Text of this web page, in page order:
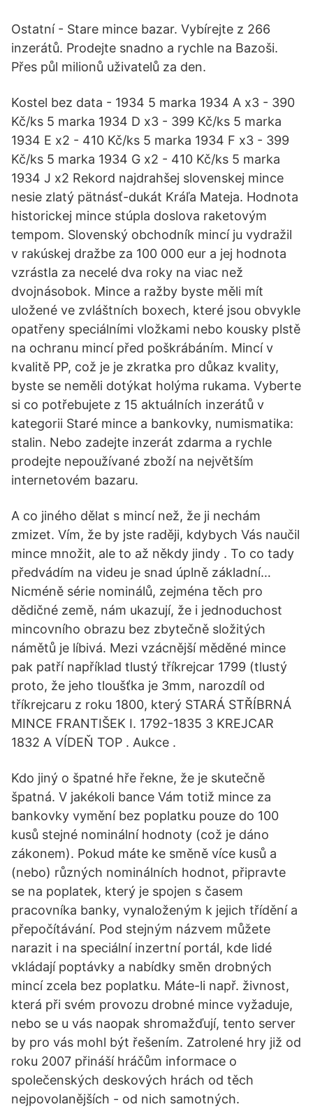
Ostatní - Stare mince bazar. Vybírejte z 266
inzerátů. Prodejte snadno a rychle na Bazoši.
Přes půl milionů uživatelů za den.
Kostel bez data - 1934 5 marka 1934 A x3 - 390
Kč/ks 5 marka 1934 D x3 - 399 Kč/ks 5 marka
1934 E x2 - 410 Kč/ks 5 marka 1934 F x3 - 399
Kč/ks 5 marka 1934 G x2 - 410 Kč/ks 5 marka
1934 J x2 Rekord najdrahšej slovenskej mince
nesie zlatý pätnásť-dukát Kráľa Mateja. Hodnota
historickej mince stúpla doslova raketovým
tempom. Slovenský obchodník mincí ju vydražil
v rakúskej dražbe za 100 000 eur a jej hodnota
vzrástla za necelé dva roky na viac než
dvojnásobok. Mince a ražby byste měli mít
uložené ve zvláštních boxech, které jsou obvykle
opatřeny speciálními vložkami nebo kousky plstě
na ochranu mincí před poškrábáním. Mincí v
kvalitě PP, což je je zkratka pro důkaz kvality,
byste se neměli dotýkat holýma rukama. Vyberte
si co potřebujete z 15 aktuálních inzerátů v
kategorii Staré mince a bankovky, numismatika:
stalin. Nebo zadejte inzerát zdarma a rychle
prodejte nepoužívané zboží na největším
internetovém bazaru.
A co jiného dělat s mincí než, že ji nechám
zmizet. Vím, že by jste raději, kdybych Vás naučil
mince množit, ale to až někdy jindy . To co tady
předvádím na videu je snad úplně základní…
Nicméně série nominálů, zejména těch pro
dědičné země, nám ukazují, že i jednoduchost
mincovního obrazu bez zbytečně složitých
námětů je líbivá. Mezi vzácnější měděné mince
pak patří například tlustý tříkrejcar 1799 (tlustý
proto, že jeho tloušťka je 3mm, narozdíl od
tříkrejcaru z roku 1800, který STARÁ STŘÍBRNÁ
MINCE FRANTIŠEK I. 1792-1835 3 KREJCAR
1832 A VÍDEŇ TOP . Aukce .
Kdo jiný o špatné hře řekne, že je skutečně
špatná. V jakékoli bance Vám totiž mince za
bankovky vymění bez poplatku pouze do 100
kusů stejné nominální hodnoty (což je dáno
zákonem). Pokud máte ke směně více kusů a
(nebo) různých nominálních hodnot, připravte
se na poplatek, který je spojen s časem
pracovníka banky, vynaloženým k jejich třídění a
přepočítávání. Pod stejným názvem můžete
narazit i na speciální inzertní portál, kde lidé
vkládají poptávky a nabídky směn drobných
mincí zcela bez poplatku. Máte-li např. živnost,
která při svém provozu drobné mince vyžaduje,
nebo se u vás naopak shromažďují, tento server
by pro vás mohl být řešením. Zatrolené hry již od
roku 2007 přináší hráčům informace o
společenských deskových hrách od těch
nejpovolanějších - od nich samotných.